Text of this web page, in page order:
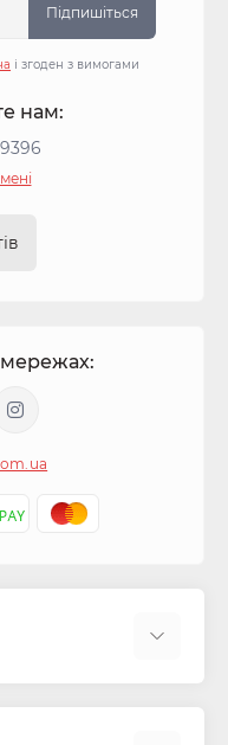
Підпишіться
і згоден з вимогами
нам: